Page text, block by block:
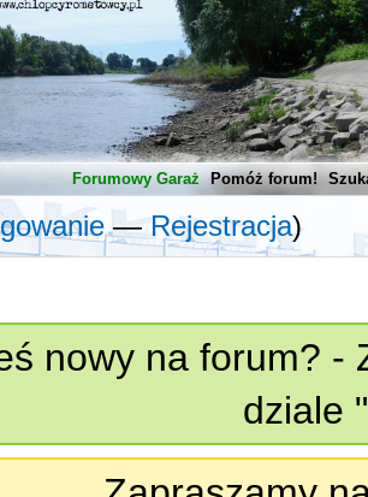
Forumowy Garaż Pomóż forum!
—Rejestracja)
nowy na forum? -
dziale